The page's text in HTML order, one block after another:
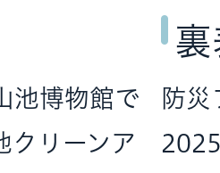
池博物館で
クリーンア
防